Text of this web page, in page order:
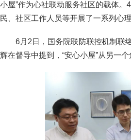
小屋”作为心社联动服务社区的载体。
民、社区工作人员等开展了一系列心
6月2日，国务院联防联控机制联
辉在督导中提到，“安心小屋”从另一